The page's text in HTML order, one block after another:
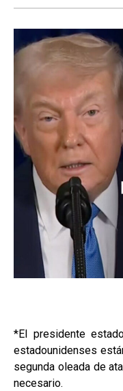
*El presidente
estadounidenses
segunda oleada de
necesario.